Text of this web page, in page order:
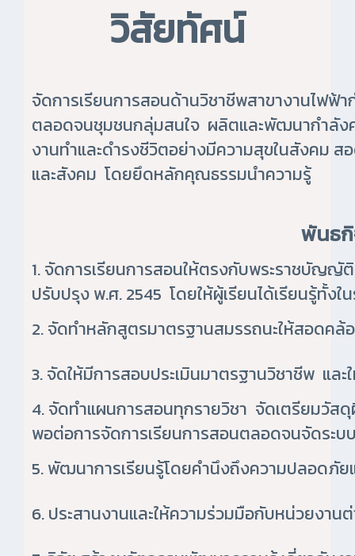
วิสัยทัศน์
จัดการเรียนการสอนด้านวิชาชีพสาขางานไฟฟ้
ตลอดจนชุมชนกลุ่มสนใจ ผลิตและพัฒนากำลัง
งานทำและดำรงชีวิตอย่างมีความสุขในสังคม
และสังคม โดยยึดหลักคุณธรรมนำความรู้
พันธ
1. จัดการเรียนการสอนให้ตรงกับพระราชบัญญั
ปรับปรุง พ.ศ. 2545 โดยให้ผู้เรียนได้เรียนรู้ทั้ง
2. จัดทำหลักสูตรมาตรฐานสมรรถนะให้สอดค
3. จัดให้มีการสอบประเมินมาตรฐานวิชาชีพ แล
4. จัดทำแผนการสอนทุกรายวิชา จัดเตรียมวั
พอต่อการจัดการเรียนการสอนตลอดจนจัดระ
5. พัฒนาการเรียนรู้โดยคำนึงถึงความปลอดภั
6. ประสานงานและให้ความร่วมมือกับหน่วยงา